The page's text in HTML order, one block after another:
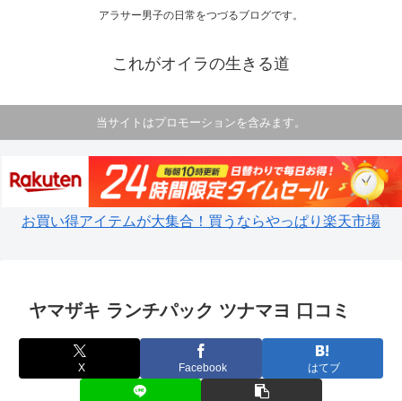
アラサー男子の日常をつづるブログです。
これがオイラの生きる道
当サイトはプロモーションを含みます。
お買い得アイテムが大集合！買うならやっぱり楽天市場
ヤマザキ ランチパック ツナマヨ 口コミ
X Facebook はてブ